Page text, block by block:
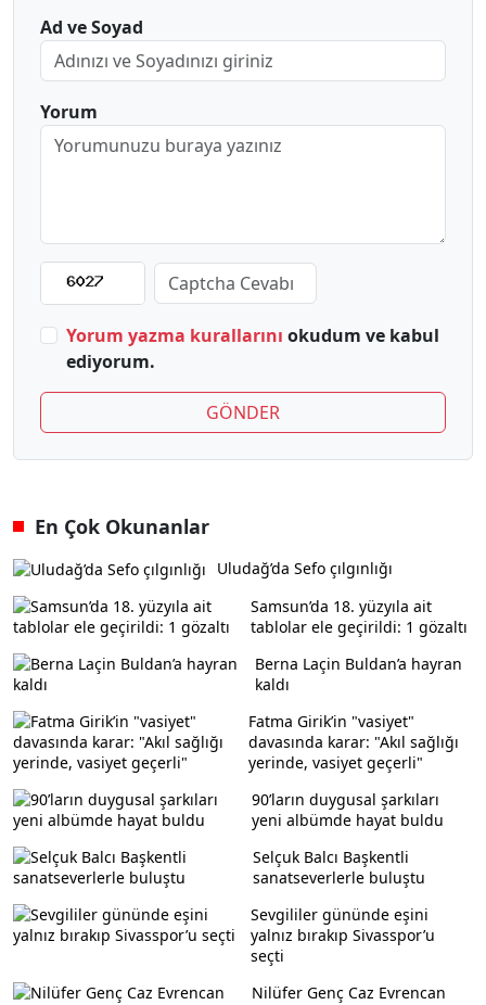
Ad ve Soyad
Yorum
Yorum yazma kurallarını okudum ve kabul
ediyorum.
GÖNDER
En Çok Okunanlar
Uludağ’da Sefo çılgınlığı
Samsun’da 18. yüzyıla ait
tablolar ele geçirildi: 1 gözaltı
Berna Laçin Buldan’a hayran
kaldı
Fatma Girik’in "vasiyet"
davasında karar: "Akıl sağlığı
yerinde, vasiyet geçerli"
90’ların duygusal şarkıları
yeni albümde hayat buldu
Selçuk Balcı Başkentli
sanatseverlerle buluştu
Sevgililer gününde eşini
yalnız bırakıp Sivasspor’u
seçti
Nilüfer Genç Caz Evrencan